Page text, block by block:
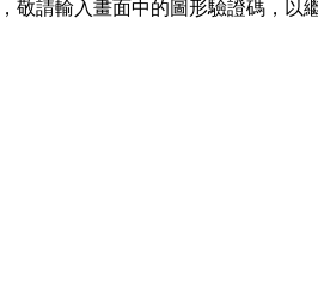
敬請輸入畫面中的圖形驗證碼，以